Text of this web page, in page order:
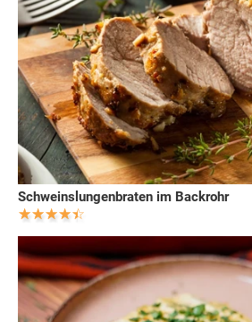
Schweinslungenbraten im Backrohr